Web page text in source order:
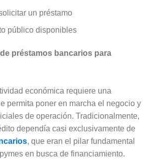
un préstamo
público disponibles
préstamos bancarios para
económica requiere una
permita poner en marcha el negocio y
de operación. Tradicionalmente,
dependía casi exclusivamente de
, que eran el pilar fundamental
en busca de financiamiento.